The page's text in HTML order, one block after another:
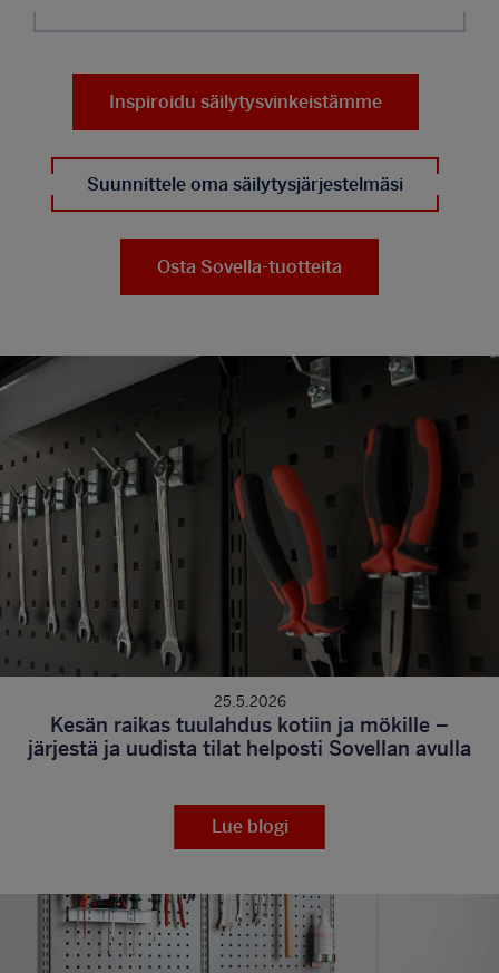
Inspiroidu säilytysvinkeistämme
Suunnittele oma säilytysjärjestelmäsi
Osta Sovella-tuotteita
25.5.2026
Kesän raikas tuulahdus kotiin ja mökille –
järjestä ja uudista tilat helposti Sovellan avulla
Lue blogi